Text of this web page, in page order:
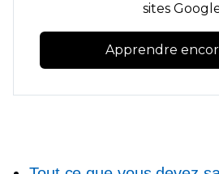
sites
Apprendre